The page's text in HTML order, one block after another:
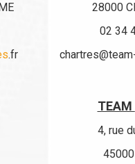
.fr
28000
02 34
TEAM
4, rue
45000